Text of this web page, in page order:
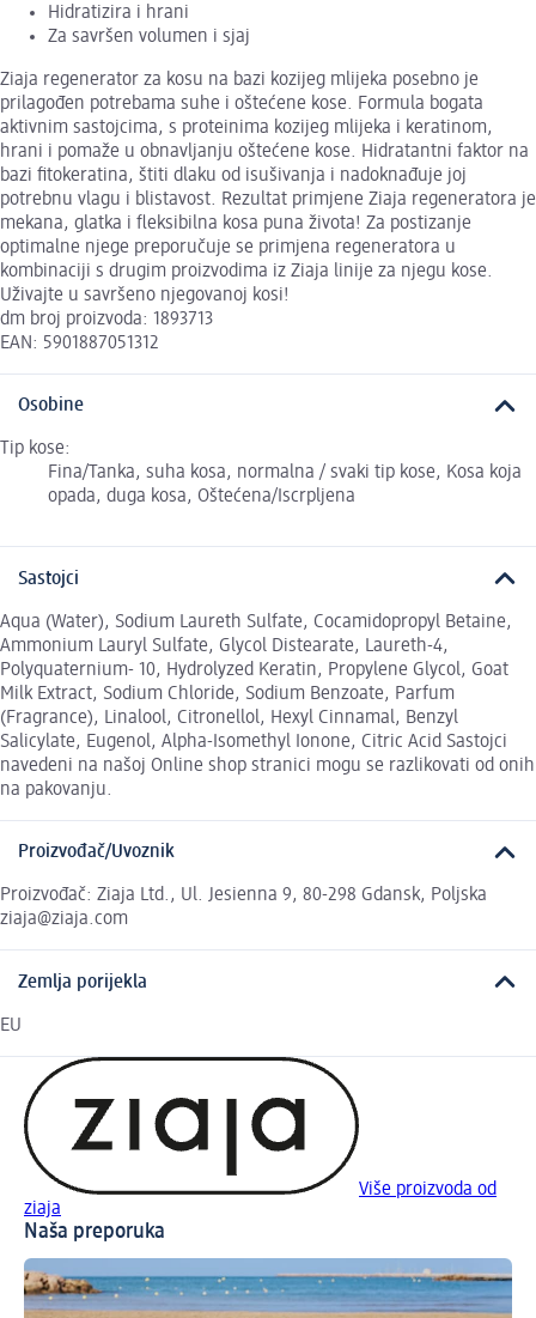
Hidratizira i hrani
Za savršen volumen i sjaj
Ziaja regenerator za kosu na bazi kozijeg mlijeka posebno je
prilagođen potrebama suhe i oštećene kose. Formula bogata
aktivnim sastojcima, s proteinima kozijeg mlijeka i keratinom,
hrani i pomaže u obnavljanju oštećene kose. Hidratantni faktor na
bazi fitokeratina, štiti dlaku od isušivanja i nadoknađuje joj
potrebnu vlagu i blistavost. Rezultat primjene Ziaja regeneratora je
mekana, glatka i fleksibilna kosa puna života! Za postizanje
optimalne njege preporučuje se primjena regeneratora u
kombinaciji s drugim proizvodima iz Ziaja linije za njegu kose.
Uživajte u savršeno njegovanoj kosi!
dm broj proizvoda: 1893713
EAN: 5901887051312
Osobine
Tip kose:
Fina/Tanka, suha kosa, normalna / svaki tip kose, Kosa koja
opada, duga kosa, Oštećena/Iscrpljena
Sastojci
Aqua (Water), Sodium Laureth Sulfate, Cocamidopropyl Betaine,
Ammonium Lauryl Sulfate, Glycol Distearate, Laureth-4,
Polyquaternium- 10, Hydrolyzed Keratin, Propylene Glycol, Goat
Milk Extract, Sodium Chloride, Sodium Benzoate, Parfum
(Fragrance), Linalool, Citronellol, Hexyl Cinnamal, Benzyl
Salicylate, Eugenol, Alpha-Isomethyl Ionone, Citric Acid Sastojci
navedeni na našoj Online shop stranici mogu se razlikovati od onih
na pakovanju.
Proizvođač/Uvoznik
Proizvođač: Ziaja Ltd., Ul. Jesienna 9, 80-298 Gdansk, Poljska
ziaja@ziaja.com
Zemlja porijekla
EU
Više proizvoda od
ziaja
Naša preporuka